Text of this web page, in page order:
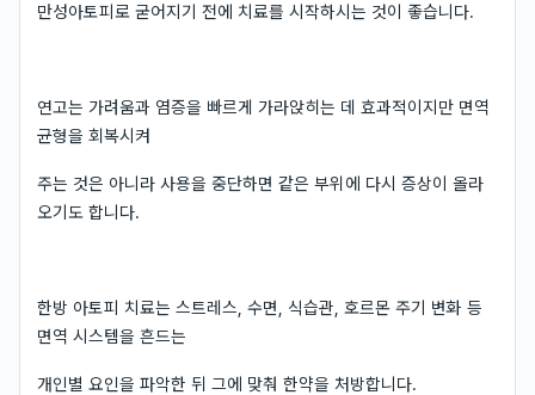
만성아토피로 굳어지기 전에 치료를 시작하시는 것이 좋습니다.
연고는 가려움과 염증을 빠르게 가라앉히는 데 효과적이지만 면역
균형을 회복시켜
주는 것은 아니라 사용을 중단하면 같은 부위에 다시 증상이 올라
오기도 합니다.
한방 아토피 치료는 스트레스, 수면, 식습관, 호르몬 주기 변화 등
면역 시스템을 흔드는
개인별 요인을 파악한 뒤 그에 맞춰 한약을 처방합니다.